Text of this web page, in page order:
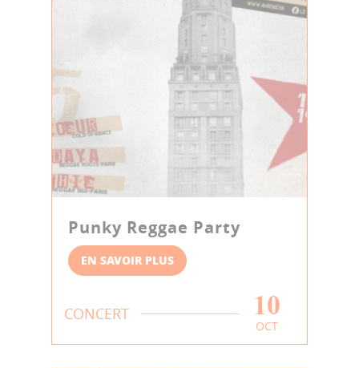
Punky Reggae Party
EN SAVOIR PLUS
CONCERT 10
OCT